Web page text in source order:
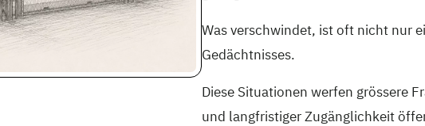
Was verschwindet, ist oft nicht nur
Gedächtnisses.
Diese Situationen werfen grössere
und langfristiger Zugänglichkeit